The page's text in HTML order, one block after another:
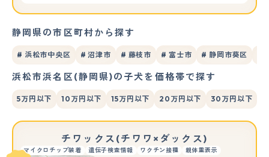
静岡県の市区町村から探す
# 浜松市中央区 # 沼津市 # 藤枝市 # 富士市 # 静岡市葵区
浜松市浜名区(静岡県)の子犬を価格帯で探す
5万円以下 10万円以下 15万円以下 20万円以下 30万円以下
チワックス(チワワ×ダックス)
マイクロチップ装着 遺伝子検査情報 ワクチン接種
親体重表示